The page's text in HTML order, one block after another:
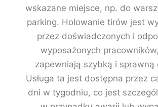
wskazane miejsce, np. do
parking. Holowanie tirów jest
przez doświadczonych i
wyposażonych
zapewniają szybką i sprawną
Usługa ta jest dostępna przez
dni w tygodniu, co jest